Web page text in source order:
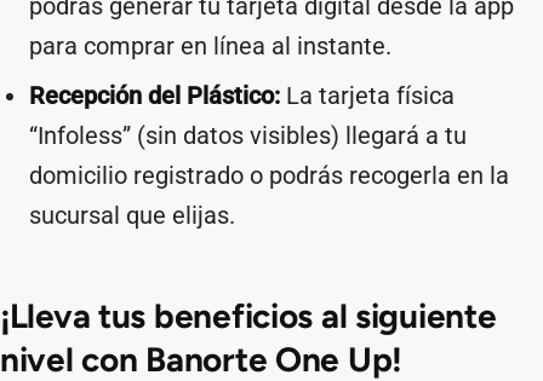
podrás generar tu tarjeta digital desde la app
para comprar en línea al instante.
Recepción del Plástico: La tarjeta física
“Infoless” (sin datos visibles) llegará a tu
domicilio registrado o podrás recogerla en la
sucursal que elijas.
¡Lleva tus beneficios al siguiente
nivel con Banorte One Up!